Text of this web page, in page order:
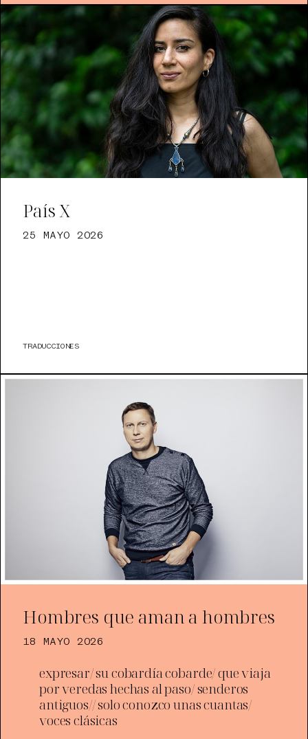
País X
25 MAYO 2026
TRADUCCIONES
Hombres que aman a hombres
18 MAYO 2026
expresar/ su cobardía cobarde/ que viaja
por veredas hechas al paso/ senderos
antiguos// solo conozco unas cuantas/
voces clásicas